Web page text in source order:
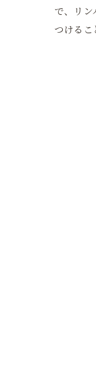
で、リン
つけるこ